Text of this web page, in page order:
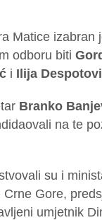
Matice izabran
odboru biti
i Ilija
Branko
na te
su i
Gore,
umjetnik